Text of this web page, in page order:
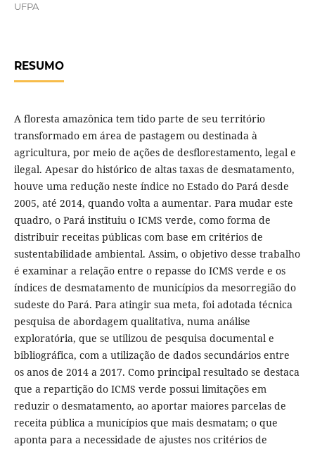
UFPA
RESUMO
A floresta amazônica tem tido parte de seu território
transformado em área de pastagem ou destinada à
agricultura, por meio de ações de desflorestamento, legal e
ilegal. Apesar do histórico de altas taxas de desmatamento,
houve uma redução neste índice no Estado do Pará desde
2005, até 2014, quando volta a aumentar. Para mudar este
quadro, o Pará instituiu o ICMS verde, como forma de
distribuir receitas públicas com base em critérios de
sustentabilidade ambiental. Assim, o objetivo desse trabalho
é examinar a relação entre o repasse do ICMS verde e os
índices de desmatamento de municípios da mesorregião do
sudeste do Pará. Para atingir sua meta, foi adotada técnica
pesquisa de abordagem qualitativa, numa análise
exploratória, que se utilizou de pesquisa documental e
bibliográfica, com a utilização de dados secundários entre
os anos de 2014 a 2017. Como principal resultado se destaca
que a repartição do ICMS verde possui limitações em
reduzir o desmatamento, ao aportar maiores parcelas de
receita pública a municípios que mais desmatam; o que
aponta para a necessidade de ajustes nos critérios de